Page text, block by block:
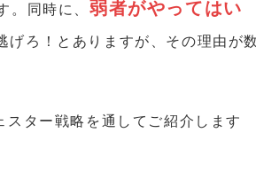
。同時に、 弱者がやってはい
げろ！とありますが、その理由が
ター戦略を通してご紹介します